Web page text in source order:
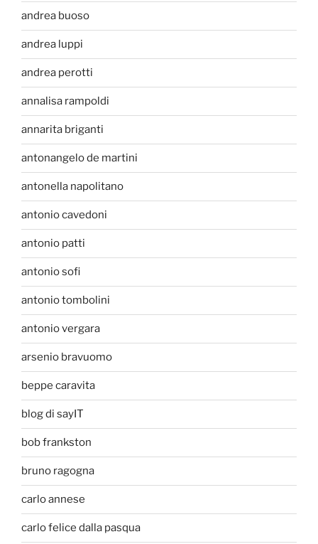
andrea buoso
andrea luppi
andrea perotti
annalisa rampoldi
annarita briganti
antonangelo de martini
antonella napolitano
antonio cavedoni
antonio patti
antonio sofi
antonio tombolini
antonio vergara
arsenio bravuomo
beppe caravita
blog di sayIT
bob frankston
bruno ragogna
carlo annese
carlo felice dalla pasqua